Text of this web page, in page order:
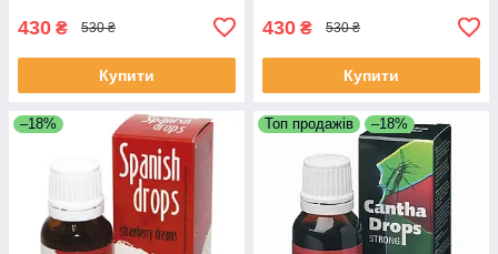
430 ₴ 530 ₴
Купити
430 ₴ 530 ₴
Купити
–18% Топ продажів –18%